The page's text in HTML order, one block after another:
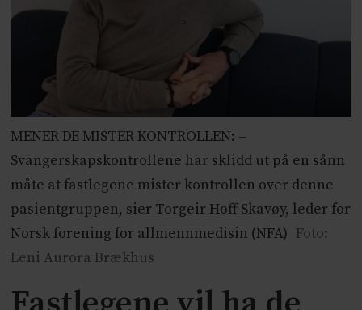
MENER DE MISTER KONTROLLEN: –
Svangerskapskontrollene har sklidd ut på en sånn
måte at fastlegene mister kontrollen over denne
pasientgruppen, sier Torgeir Hoff Skavøy, leder for
Norsk forening for allmennmedisin (NFA) Foto:
Leni Aurora Brækhus